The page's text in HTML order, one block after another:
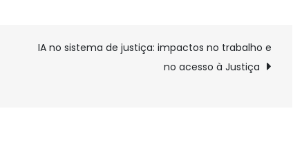
IA no sistema de justiça: impactos no trabalho e
no acesso à Justiça